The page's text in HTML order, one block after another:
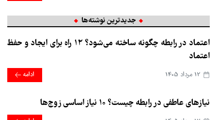
جدیدترین نوشته‌ها
اعتماد در رابطه چگونه ساخته می‌شود؟ ۱۲ راه برای ایجاد و حفظ
اعتماد
ادامه
نیازهای عاطفی در رابطه چیست؟ ۱۰ نیاز اساسی زوج‌ها